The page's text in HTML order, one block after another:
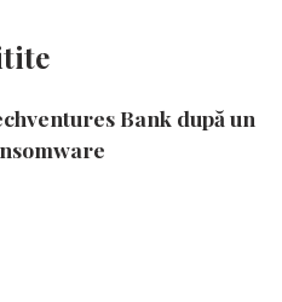
Bank după un